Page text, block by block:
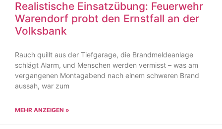
Realistische Einsatzübung: Feuerwehr
Warendorf probt den Ernstfall an der
Volksbank
Rauch quillt aus der Tiefgarage, die Brandmeldeanlage
schlägt Alarm, und Menschen werden vermisst – was am
vergangenen Montagabend nach einem schweren Brand
aussah, war zum
MEHR ANZEIGEN »